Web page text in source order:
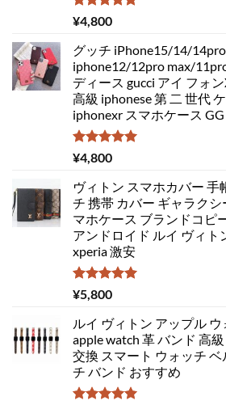
5段階中
5.00
¥4,800
グッチ iPhone15/14/
iphone12/12pro max/
ディース gucci アイ フォ
高級 iphonese 第 二 世代
iphonexr スマホケース GG
5段階中
5.00
¥4,800
ヴィトン スマホカバー 手
チ 携帯 カバー ギャラク
マホケース ブランドコピ
アンドロイド ルイ ヴィト
xperia 激安
5段階中
5.00
¥5,800
ルイ ヴィトン アップル
apple watch 革 バンド 高
交換 スマート ウォッチ
チ バンド おすすめ